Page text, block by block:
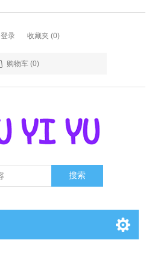
登录 收藏夹 (0)
购物车 (0)
搜索